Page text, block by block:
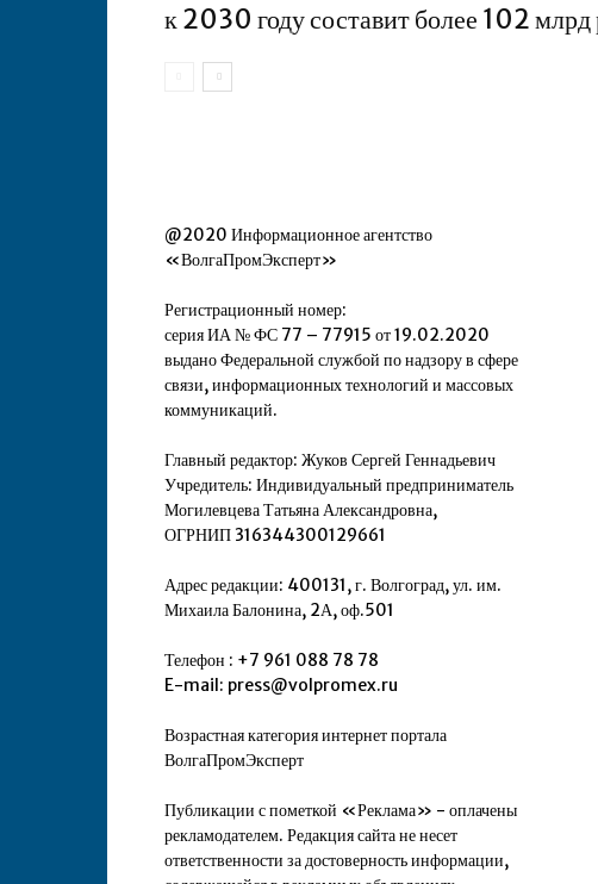
к 2030 году составит более 102 млрд
@2020 Информационное агентство
«ВолгаПромЭксперт»
Регистрационный номер:
серия ИА № ФС 77 – 77915 от 19.02.2020
выдано Федеральной службой по надзору в сфере
связи, информационных технологий и массовых
коммуникаций.
Главный редактор: Жуков Сергей Геннадьевич
Учредитель: Индивидуальный предприниматель
Могилевцева Татьяна Александровна,
ОГРНИП 316344300129661
Адрес редакции: 400131, г. Волгоград, ул. им.
Михаила Балонина, 2А, оф.501
Телефон : +7 961 088 78 78
E-mail: press@volpromex.ru
Возрастная категория интернет портала
ВолгаПромЭксперт
Публикации с пометкой «Реклама» - оплачены
рекламодателем. Редакция сайта не несет
ответственности за достоверность информации,